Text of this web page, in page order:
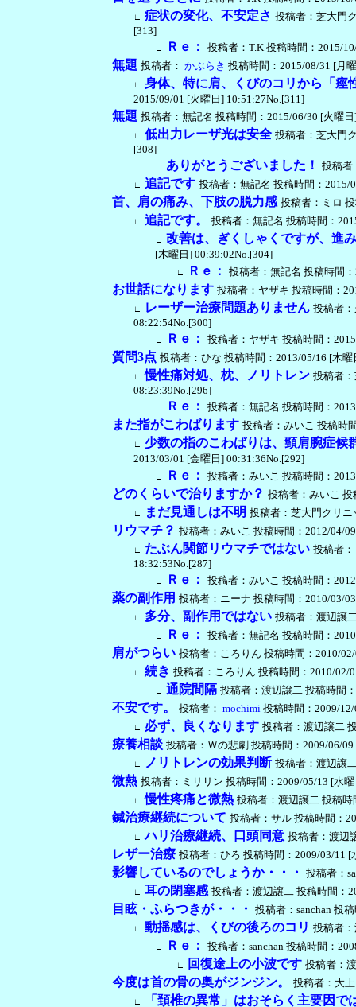
∟ 症状の変化、不安定さ 投稿者：芝大門
[313]
∟ Ｒｅ： 投稿者：T.K 投稿時間：2015/
無題 投稿者： かぶらき 投稿時間：2015/08/31 [月
∟ 身体、特に肩、くびのコリから「痙
2015/09/01 [火曜日] 10:51:27No.[311]
無題 投稿者：無記名 投稿時間：2015/06/30 [火曜
∟ 低出力レーザ光は安全 投稿者：芝大門
[308]
∟ ありがとうございました！ 投稿者
∟ 追記です 投稿者：無記名 投稿時間：2015/
首、肩の痛み、下肢の脱力感 投稿者：ミロ
∟ 追記です。 投稿者：無記名 投稿時間：
∟ 改善は、ぎくしゃくですが、進
[木曜日] 00:39:02No.[304]
∟ Ｒｅ： 投稿者：無記名 投稿時間
お世話になります 投稿者：ヤザキ 投稿時間：
∟ レーザー治療問題ありません 投稿者
08:22:54No.[300]
∟ Ｒｅ： 投稿者：ヤザキ 投稿時間：
質問3点 投稿者：ひな 投稿時間：2013/05/16 [木
∟ 慢性痛対処、枕、ノリトレン 投稿者
08:23:39No.[296]
∟ Ｒｅ： 投稿者：無記名 投稿時間：
また指がこわばります 投稿者：みいこ 投稿時
∟ 少数の指のこわばりは、頸肩腕症候
2013/03/01 [金曜日] 00:31:36No.[292]
∟ Ｒｅ： 投稿者：みいこ 投稿時間：
どのくらいで治りますか？ 投稿者：みいこ
∟ まだ見通しは不明 投稿者：芝大門クリ
リウマチ？ 投稿者：みいこ 投稿時間：2012/04/
∟ たぶん関節リウマチではない 投稿者：
18:32:53No.[287]
∟ Ｒｅ： 投稿者：みいこ 投稿時間：
薬の副作用 投稿者：ニーナ 投稿時間：2010/03/
∟ 多分、副作用ではない 投稿者：渡辺譲
∟ Ｒｅ： 投稿者：無記名 投稿時間：
肩がつらい 投稿者：ころりん 投稿時間：2010/
∟ 続き 投稿者：ころりん 投稿時間：2010/02/
∟ 通院間隔 投稿者：渡辺譲二 投稿時間
不安です。 投稿者： mochimi 投稿時間：2009/
∟ 必ず、良くなります 投稿者：渡辺譲二
療養相談 投稿者：Ｗの悲劇 投稿時間：2009/06/
∟ ノリトレンの効果判断 投稿者：渡辺譲
微熱 投稿者：ミリリン 投稿時間：2009/05/13 [水
∟ 慢性疼痛と微熱 投稿者：渡辺譲二 投稿
鍼治療継続について 投稿者：サル 投稿時間：
∟ ハリ治療継続、口頭同意 投稿者：渡辺
レザー治療 投稿者：ひろ 投稿時間：2009/03/11 [
影響しているのでしょうか・・・ 投稿者：
∟ 耳の閉塞感 投稿者：渡辺譲二 投稿時間：
目眩・ふらつきが・・・ 投稿者：sanchan 投
∟ 動揺感は、くびの後ろのコリ 投稿者
∟ Ｒｅ： 投稿者：sanchan 投稿時間：
∟ 回復途上の小波です 投稿者：
今度は首の骨の奥がジンジン。 投稿者：大
∟ 「頚椎の異常」はおそらく主要因で